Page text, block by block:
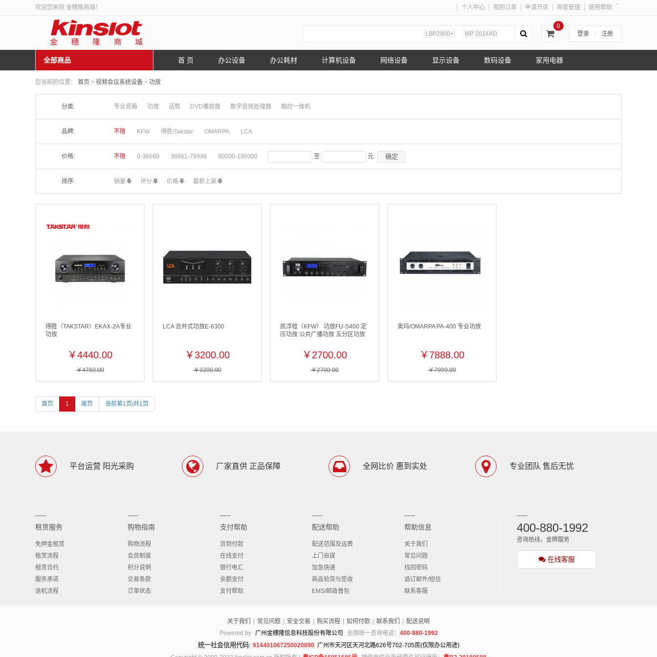
欢迎您来到 金穗隆商城！ 个人中心
、
我的订单 申请开店 商家管理 使用帮助
登录 注册
0
LBP2900+
MP 2014AD
全部商品 首 页 办公设备 办公耗材 计算机设备 网络设备 显示设备 数码设备 家用电器
您当前的位置： 首页 > 视频会议系统设备 > 功放
分类: 专业音箱 功放 话筒 DVD播放器 数字音频处理器 触控一体机
品牌: 不限 KFW 得胜/Takstar OMARPA LCA
价格: 不限 0-36660 36661-79999 80000-186000 至 元 确定
排序: 销量 评分 价格 最新上架
得胜（TAKSTAR）EKAX-2A专业
功放
￥4440.00
￥4760.00
LCA 合并式功放E-6300
￥3200.00
￥3200.00
凯浮蛙（KFW） 功放FU-S400 定
压功放 公共广播功放 五分区功放
￥2700.00
￥2700.00
奥玛/OMARPA PA-400 专业功放
￥7888.00
￥7999.00
首页 1 尾页 当前第1页/共1页
平台运营 阳光采购 厂家直供 正品保障 全网比价 惠到实处 专业团队 售后无忧
租赁服务
免押金租赁
租赁流程
租赁合约
服务承诺
退机流程
购物指南
购物流程
会员制度
积分说明
交易条款
订单状态
支付帮助
货到付款
在线支付
银行电汇
余额支付
支付帮助
配送帮助
配送范围及运费
上门自提
加急快递
商品验货与签收
EMS/邮政普包
帮助信息
关于我们
常见问题
找回密码
退订邮件/短信
联系客服
400-880-1992
咨询热线，金牌服务
在线客服
关于我们 常见问题 安全交易 购买流程 如何付款 联系我们
配送说明
Powered by 广州金穗隆信息科技股份有限公司 全国统一咨询电话： 400-880-1992
统一社会信用代码: 914401067250020890 广州市天河区天河北路626号702-705房(仅限办公用途)